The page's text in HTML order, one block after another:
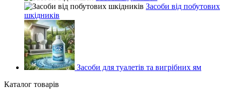
Засоби від побутових
шкідників
Засоби для туалетів та вигрібних ям
Каталог товарів